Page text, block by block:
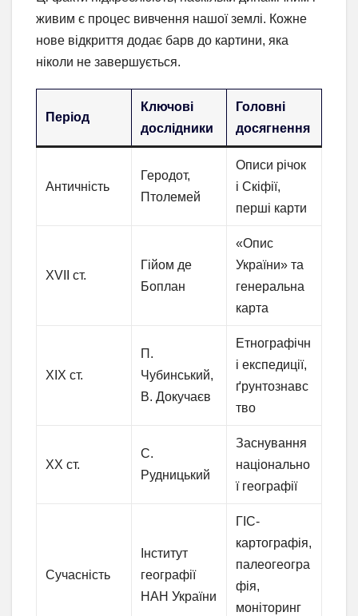
живим є процес вивчення нашої землі. Кожне
нове відкриття додає барв до картини, яка
ніколи не завершується.
Період
Ключові
дослідники
Головні
досягнення
Античність
Геродот,
Птолемей
Описи річок
і Скіфії,
перші карти
XVII ст.
Гійом де
Боплан
«Опис
України» та
генеральна
карта
XIX ст.
П.
Чубинський,
В. Докучаєв
Етнографічн
і експедиції,
ґрунтознавс
тво
XX ст.
С.
Рудницький
Заснування
національно
ї географії
Сучасність
Інститут
географії
НАН України
ГІС-
картографія,
палеогеогра
фія,
моніторинг